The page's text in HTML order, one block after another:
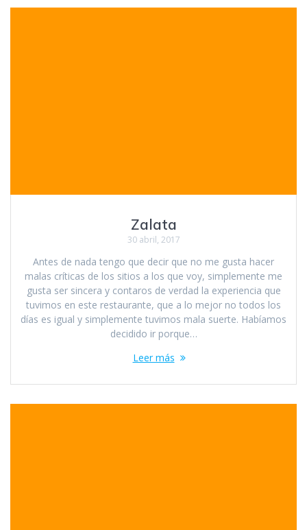
Zalata
30 abril, 2017
Antes de nada tengo que decir que no me gusta hacer
malas críticas de los sitios a los que voy, simplemente me
gusta ser sincera y contaros de verdad la experiencia que
tuvimos en este restaurante, que a lo mejor no todos los
días es igual y simplemente tuvimos mala suerte. Habíamos
decidido ir porque…
Leer más